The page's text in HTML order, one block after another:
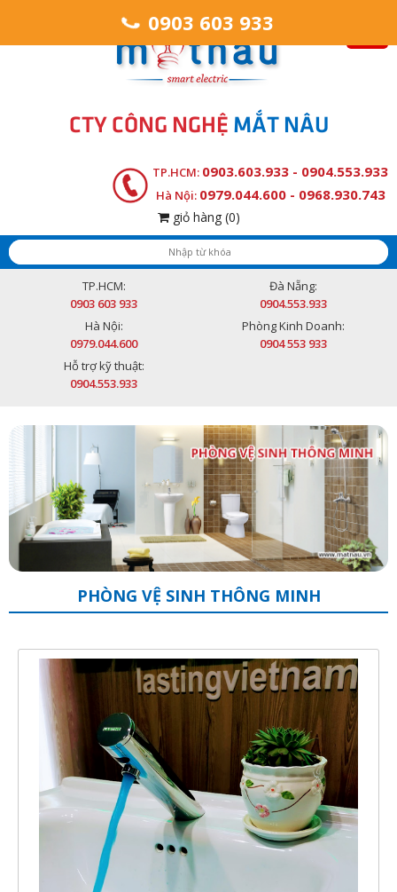
CTY CÔNG NGHỆ MẮT NÂU
TP.HCM: 0903.603.933 - 0904.553.933
Hà Nội: 0979.044.600 - 0968.930.743
giỏ hàng (0)
TP.HCM:
0903 603 933
Đà Nẵng:
0904.553.933
Hà Nội:
0979.044.600
Phòng Kinh Doanh:
0904 553 933
Hỗ trợ kỹ thuật:
0904.553.933
PHÒNG VỆ SINH THÔNG MINH
0903 603 933